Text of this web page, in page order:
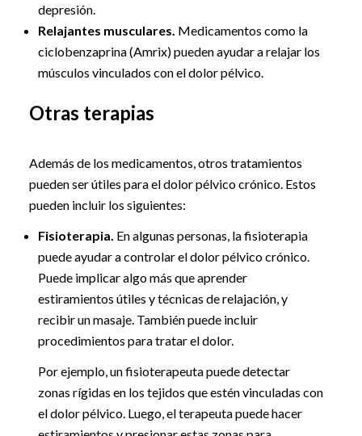
depresión.
Relajantes musculares. Medicamentos como la
ciclobenzaprina (Amrix) pueden ayudar a relajar los
músculos vinculados con el dolor pélvico.
Otras terapias
Además de los medicamentos, otros tratamientos
pueden ser útiles para el dolor pélvico crónico. Estos
pueden incluir los siguientes:
Fisioterapia. En algunas personas, la fisioterapia
puede ayudar a controlar el dolor pélvico crónico.
Puede implicar algo más que aprender
estiramientos útiles y técnicas de relajación, y
recibir un masaje. También puede incluir
procedimientos para tratar el dolor.
Por ejemplo, un fisioterapeuta puede detectar
zonas rígidas en los tejidos que estén vinculadas con
el dolor pélvico. Luego, el terapeuta puede hacer